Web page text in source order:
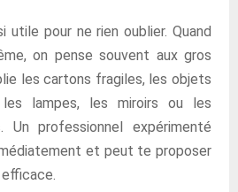
pour ne rien oublier. Quand
on pense souvent aux gros
les cartons fragiles, les objets
lampes, les miroirs ou les
Un professionnel expérimenté
et peut te proposer